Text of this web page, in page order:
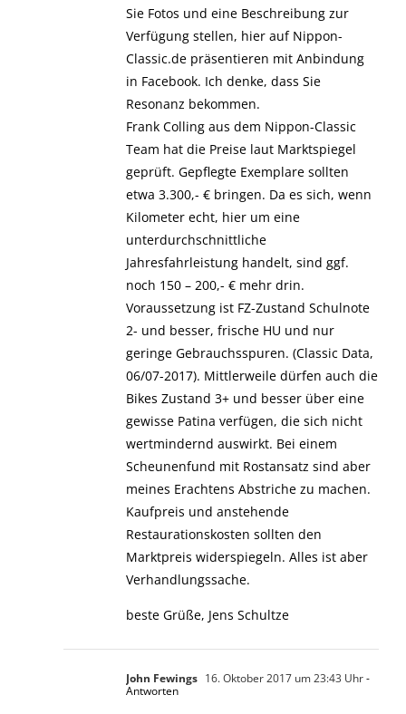
Sie Fotos und eine Beschreibung zur
Verfügung stellen, hier auf Nippon-
Classic.de präsentieren mit Anbindung
in Facebook. Ich denke, dass Sie
Resonanz bekommen.
Frank Colling aus dem Nippon-Classic
Team hat die Preise laut Marktspiegel
geprüft. Gepflegte Exemplare sollten
etwa 3.300,- € bringen. Da es sich, wenn
Kilometer echt, hier um eine
unterdurchschnittliche
Jahresfahrleistung handelt, sind ggf.
noch 150 – 200,- € mehr drin.
Voraussetzung ist FZ-Zustand Schulnote
2- und besser, frische HU und nur
geringe Gebrauchsspuren. (Classic Data,
06/07-2017). Mittlerweile dürfen auch die
Bikes Zustand 3+ und besser über eine
gewisse Patina verfügen, die sich nicht
wertmindernd auswirkt. Bei einem
Scheunenfund mit Rostansatz sind aber
meines Erachtens Abstriche zu machen.
Kaufpreis und anstehende
Restaurationskosten sollten den
Marktpreis widerspiegeln. Alles ist aber
Verhandlungssache.
beste Grüße, Jens Schultze
John Fewings 16. Oktober 2017 um 23:43 Uhr-
Antworten